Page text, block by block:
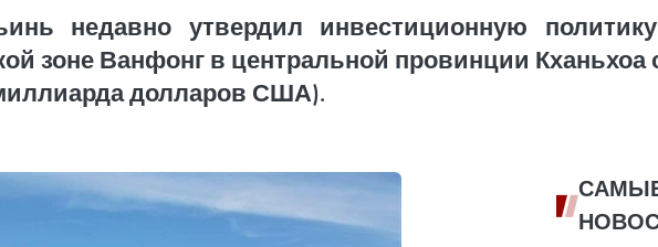
недавно утвердил инвестиционную
зоне Ванфонг в центральной провинции
долларов США).